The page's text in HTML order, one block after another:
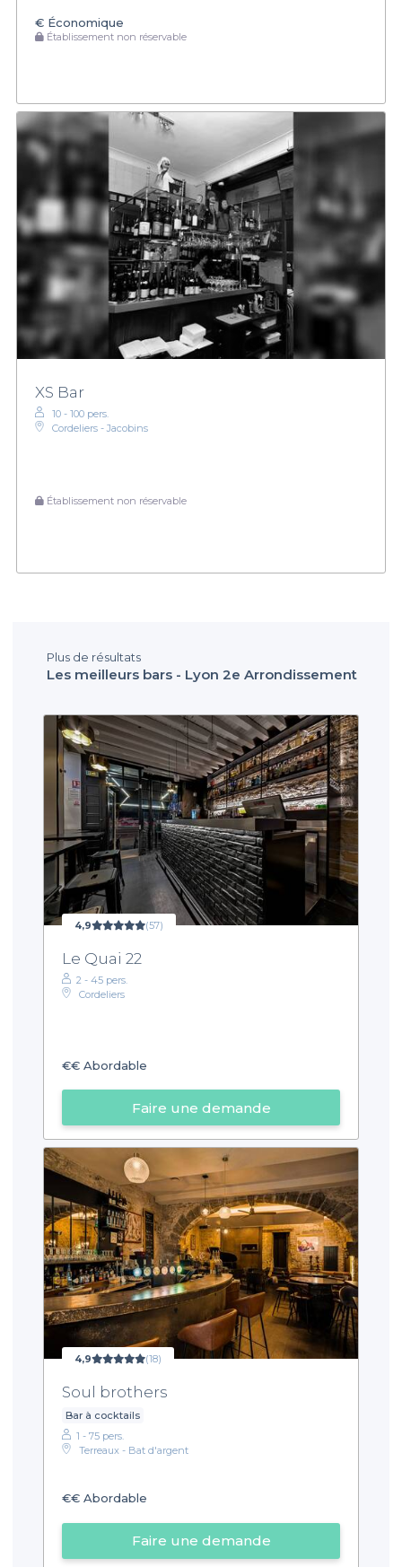
€ Économique
Établissement non réservable
XS Bar
10 - 100 pers.
Cordeliers - Jacobins
Établissement non réservable
Plus de résultats
Les meilleurs bars - Lyon 2e Arrondissement
4,9 (57)
Le Quai 22
2 - 45 pers.
Cordeliers
€€ Abordable
Faire une demande
4,9 (18)
Soul brothers
Bar à cocktails
1 - 75 pers.
Terreaux - Bat d'argent
€€ Abordable
Faire une demande